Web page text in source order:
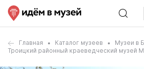
Главная Каталог музеев
Музеи в
Троицкий районный краеведческий музей